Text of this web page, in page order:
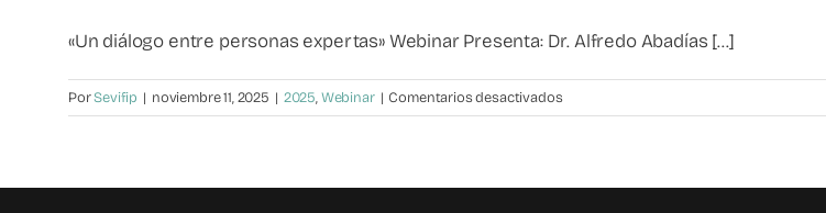
«Un diálogo entre personas expertas» Webinar Presenta: Dr. Alfredo Abadías [...]
PorSevifip | noviembre 11, 2025 | 2025,Webinar | Comentarios desactivadosen
Buenas
en